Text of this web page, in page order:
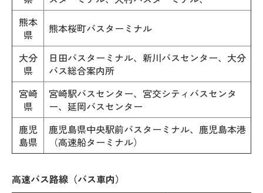
熊本
県
熊本桜町バスターミナル
大分
県
日田バスターミナル、新川バスセンター、大分
バス総合案内所
宮崎
県
宮崎駅バスセンター、宮交シティバスセンタ
ー、延岡バスセンター
鹿児
島県
鹿児島県中央駅前バスターミナル、鹿児島本港
（高速船ターミナル）
高速バス路線（バス車内）